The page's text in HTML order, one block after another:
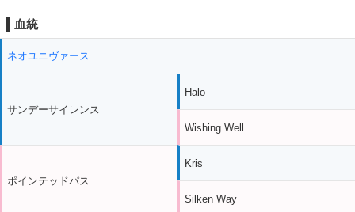
血統
ネオユニヴァース
サンデーサイレンス
ポインテッドパス
Halo
Wishing Well
Kris
Silken Way